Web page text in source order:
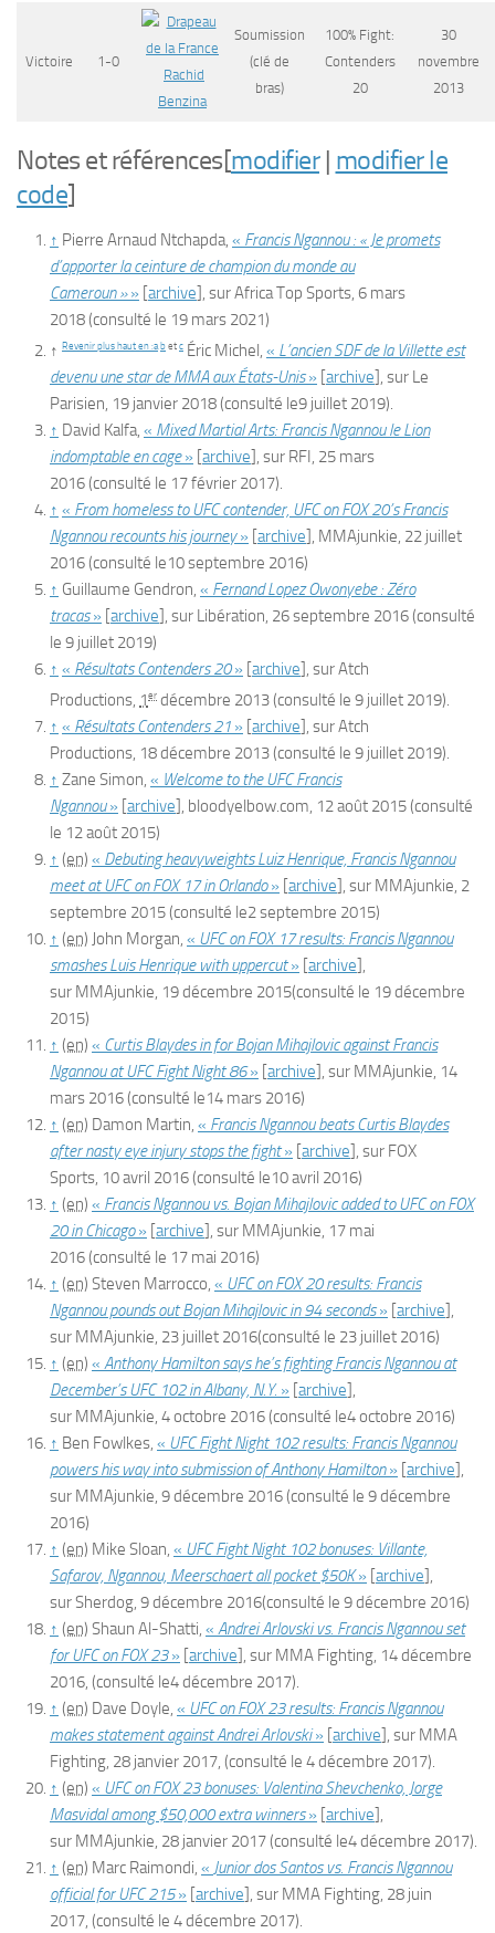
Victoire
1-0
Rachid
Benzina
Soumission
(clé de
bras)
100% Fight:
Contenders
20
30
novembre
2013
Notes et références[modifier| modifier le
code]
↑ Pierre Arnaud Ntchapda, « Francis Ngannou : « Je promets
d’apporter la ceinture de champion du monde au
Cameroun »» archive , surAfrica Top Sports, 6 mars
2018(consulté le 19 mars 2021)
↑ Revenir plus haut en :a betc Éric Michel, « L’ancien SDF de la Villette est
devenu une star de MMA aux États-Unis» archive , sur Le
Parisien, 19 janvier 2018(consulté le9 juillet 2019).
↑ David Kalfa, « Mixed Martial Arts: Francis Ngannou le Lion
indomptable en cage» archive , sur RFI , 25 mars
2016(consulté le 17 février 2017).
↑ « From homeless to UFC contender, UFC on FOX 20’s Francis
Ngannou recounts his journey» archive , MMAjunkie, 22 juillet
2016(consulté le10 septembre 2016)
↑ Guillaume Gendron, « Fernand Lopez Owonyebe : Zéro
tracas» archive , sur Libération, 26 septembre 2016(consulté
le 9 juillet 2019)
↑ « Résultats Contenders 20» archive , surAtch
Productions, 1er décembre 2013(consulté le 9 juillet 2019).
↑ « Résultats Contenders 21 » archive , surAtch
Productions, 18 décembre 2013(consulté le 9 juillet 2019).
↑ Zane Simon, « Welcome to the UFC Francis
Ngannou» archive , bloodyelbow.com, 12 août 2015(consulté
le 12 août 2015)
↑ (en) « Debuting heavyweights Luiz Henrique, Francis Ngannou
meet at UFC on FOX 17 in Orlando» archive , sur MMAjunkie, 2
septembre 2015(consulté le2 septembre 2015)
↑ (en) John Morgan, « UFC on FOX 17 results: Francis Ngannou
smashes Luis Henrique with uppercut» archive ,
sur MMAjunkie, 19 décembre 2015(consulté le 19 décembre
2015)
↑ (en) « Curtis Blaydes in for Bojan Mihajlovic against Francis
Ngannou at UFC Fight Night 86» archive , sur MMAjunkie, 14
mars 2016(consulté le14 mars 2016)
↑ (en) Damon Martin, « Francis Ngannou beats Curtis Blaydes
after nasty eye injury stops the fight» archive , sur FOX
Sports, 10 avril 2016(consulté le10 avril 2016)
↑ (en) « Francis Ngannou vs. Bojan Mihajlovic added to UFC on FOX
20 in Chicago» archive , sur MMAjunkie, 17 mai
2016(consulté le 17 mai 2016)
↑ (en) Steven Marrocco, « UFC on FOX 20 results: Francis
Ngannou pounds out Bojan Mihajlovic in 94 seconds» archive ,
sur MMAjunkie, 23 juillet 2016(consulté le 23 juillet 2016)
↑ (en) « Anthony Hamilton says he’s fighting Francis Ngannou at
December’s UFC 102 in Albany, N.Y. » archive ,
sur MMAjunkie, 4 octobre 2016(consulté le4 octobre 2016)
↑ Ben Fowlkes, « UFC Fight Night 102 results: Francis Ngannou
powers his way into submission of Anthony Hamilton» archive ,
sur MMAjunkie, 9 décembre 2016(consulté le 9 décembre
2016)
↑ (en) Mike Sloan, « UFC Fight Night 102 bonuses: Villante,
Safarov, Ngannou, Meerschaert all pocket $50K» archive ,
surSherdog, 9 décembre 2016(consulté le 9 décembre 2016)
↑ (en) Shaun Al-Shatti, « Andrei Arlovski vs. Francis Ngannou set
for UFC on FOX 23» archive , sur MMA Fighting, 14 décembre
2016, (consulté le4 décembre 2017).
↑ (en) Dave Doyle, « UFC on FOX 23 results: Francis Ngannou
makes statement against Andrei Arlovski» archive , sur MMA
Fighting, 28 janvier 2017, (consulté le 4 décembre 2017).
↑ (en) « UFC on FOX 23 bonuses: Valentina Shevchenko, Jorge
Masvidal among $50,000 extra winners» archive ,
sur MMAjunkie, 28 janvier 2017(consulté le4 décembre 2017).
↑ (en) Marc Raimondi, « Junior dos Santos vs. Francis Ngannou
official for UFC 215» archive , sur MMA Fighting, 28 juin
2017, (consulté le 4 décembre 2017).